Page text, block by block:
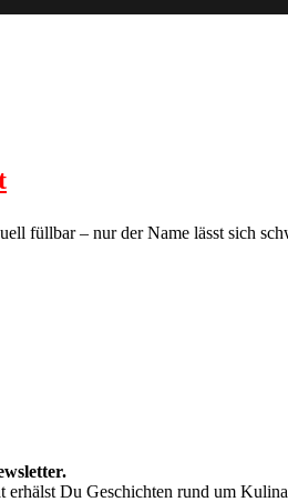
füllbar – nur der Name lässt sich
Du Geschichten rund um